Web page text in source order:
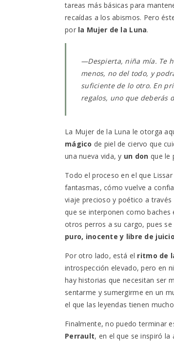
tareas más básicas para
recaídas a los abismos. Pero
por la Mujer de la Luna.
—Despierta, niña mía. Te
menos, no del todo, y
suficiente de lo otro. En
regalos, uno que deberás
La Mujer de la Luna le otorga
mágico de piel de ciervo que
una nueva vida, y un don que le
Todo el proceso en el que
fantasmas, cómo vuelve a
viaje precioso y poético a
que se interponen como baches
otros perros a su cargo, pues
puro, inocente y libre de
Por otro lado, está el ritmo de
introspección elevado, pero en
hay historias que necesitan ser
sentarme y sumergirme en un
el que las leyendas tienen
Finalmente, no puedo terminar
Perrault, en el que se inspiró la